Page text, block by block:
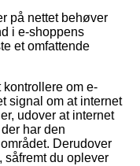
på nettet behøver
i e-shoppens
et omfattende
om e-
signal om at internet
udover at internet
har den
Derudover
såfremt du oplever